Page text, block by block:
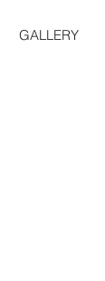
GALLERY